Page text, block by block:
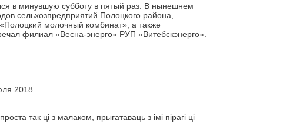
в минувшую субботу в пятый раз. В нынешнем
сельхозпредприятий Полоцкого района,
молочный комбинат», а также
филиал «Весна-энерго» РУП «Витебскэнерго».
2018
так ці з малаком, прыгатаваць з імі пірагі ці